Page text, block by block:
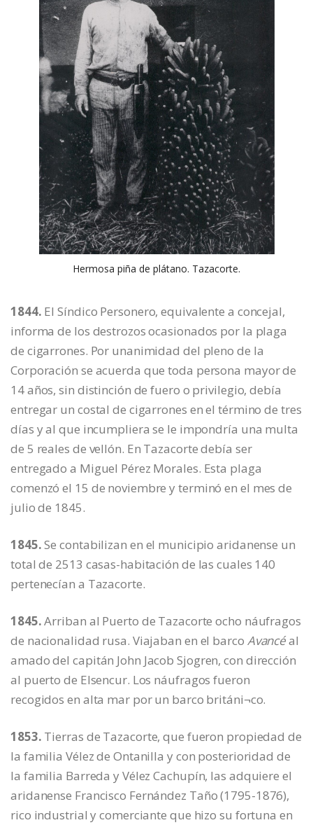
Hermosa piña de plátano. Tazacorte.
1844. El Síndico Personero, equivalente a concejal,
informa de los destrozos ocasionados por la plaga
de cigarrones. Por unanimidad del pleno de la
Corporación se acuerda que toda persona mayor de
14 años, sin distinción de fuero o privilegio, debía
entregar un costal de cigarrones en el término de tres
días y al que incumpliera se le impondría una multa
de 5 reales de vellón. En Tazacorte debía ser
entregado a Miguel Pérez Morales. Esta plaga
comenzó el 15 de noviembre y terminó en el mes de
julio de 1845.
1845.Se contabilizan en el municipio aridanense un
total de 2513 casas-habitación de las cuales 140
pertenecían a Tazacorte.
1845.Arriban al Puerto de Tazacorte ocho náufragos
de nacionalidad rusa. Viajaban en el barco Avancéal
amado del capitán John Jacob Sjogren, con dirección
al puerto de Elsencur. Los náufragos fueron
recogidos en alta mar por un barco británi¬co.
1853. Tierras de Tazacorte, que fueron propiedad de
la familia Vélez de Ontanilla y con posterioridad de
la familia Barreda y Vélez Cachupín, las adquiere el
aridanense Francisco Fernández Taño (1795-1876),
rico industrial y comerciante que hizo su fortuna en